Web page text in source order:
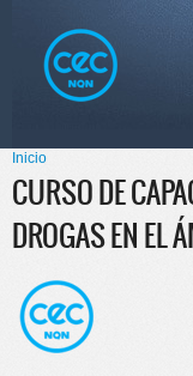
principal
Menú principal
Se encuentra
Inicio
CURSO DE
DROGAS EN EL